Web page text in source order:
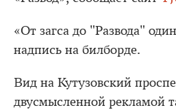
«От загса до "Развода"
надпись на билборде.
Вид на Кутузовский
двусмысленной рекламой